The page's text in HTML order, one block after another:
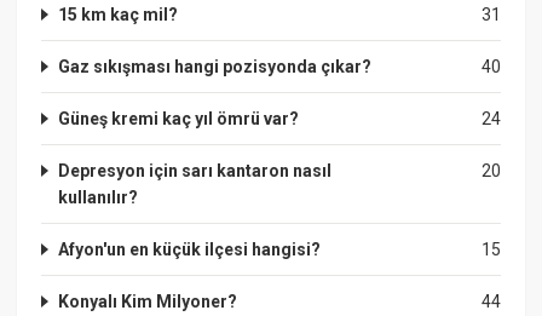
31
15 km kaç mil?
40
Gaz sıkışması hangi pozisyonda çıkar?
24
Güneş kremi kaç yıl ömrü var?
20
Depresyon için sarı kantaron nasıl
kullanılır?
15
Afyon'un en küçük ilçesi hangisi?
44
Konyalı Kim Milyoner?